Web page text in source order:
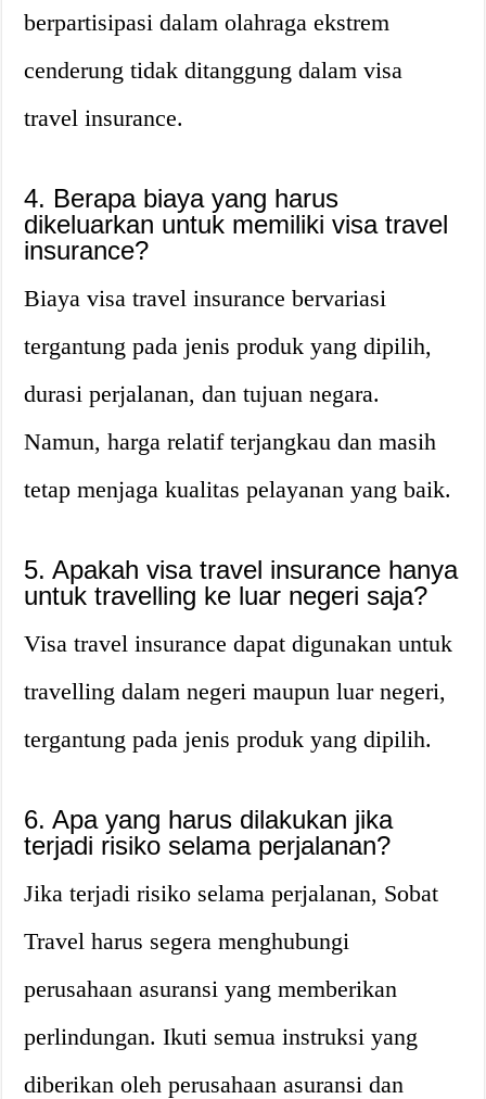
berpartisipasi dalam olahraga ekstrem
cenderung tidak ditanggung dalam visa
travel insurance.
4. Berapa biaya yang harus
dikeluarkan untuk memiliki visa travel
insurance?
Biaya visa travel insurance bervariasi
tergantung pada jenis produk yang dipilih,
durasi perjalanan, dan tujuan negara.
Namun, harga relatif terjangkau dan masih
tetap menjaga kualitas pelayanan yang baik.
5. Apakah visa travel insurance hanya
untuk travelling ke luar negeri saja?
Visa travel insurance dapat digunakan untuk
travelling dalam negeri maupun luar negeri,
tergantung pada jenis produk yang dipilih.
6. Apa yang harus dilakukan jika
terjadi risiko selama perjalanan?
Jika terjadi risiko selama perjalanan, Sobat
Travel harus segera menghubungi
perusahaan asuransi yang memberikan
perlindungan. Ikuti semua instruksi yang
diberikan oleh perusahaan asuransi dan